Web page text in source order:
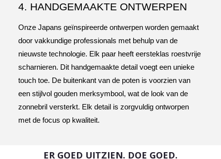
4. HANDGEMAAKTE ONTWERPEN
Onze Japans geïnspireerde ontwerpen worden gemaakt
door vakkundige professionals met behulp van de
nieuwste technologie. Elk paar heeft eersteklas roestvrije
scharnieren. Dit handgemaakte detail voegt een unieke
touch toe. De buitenkant van de poten is voorzien van
een stijlvol gouden merksymbool, wat de look van de
zonnebril versterkt. Elk detail is zorgvuldig ontworpen
met de focus op kwaliteit.
ER GOED UITZIEN. DOE GOED.